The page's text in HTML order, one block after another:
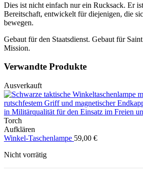
Dies ist nicht einfach nur ein Rucksack. Er
Bereitschaft, entwickelt für diejenigen, die
bewegen.
Gebaut für den Staatsdienst. Gebaut für
Mission.
Verwandte Produkte
Ausverkauft
Torch
Aufklären
Winkel-Taschenlampe 59,00 €
Nicht vorrätig